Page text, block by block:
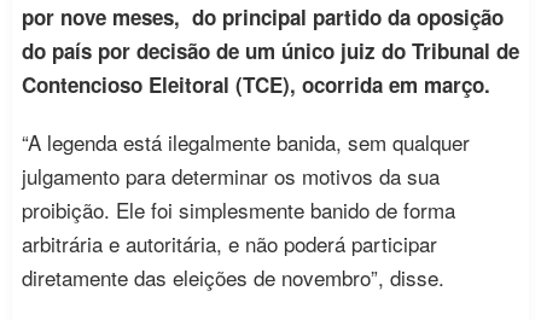
por nove meses, do principal partido da oposição
do país por decisão de um único juiz do Tribunal de
Contencioso Eleitoral (TCE), ocorrida em março.
“A legenda está ilegalmente banida, sem qualquer
julgamento para determinar os motivos da sua
proibição. Ele foi simplesmente banido de forma
arbitrária e autoritária, e não poderá participar
diretamente das eleições de novembro”, disse.